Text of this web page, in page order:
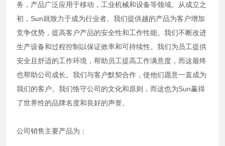
务，产品广泛应用于移动，工业机械和设备等领域。从成立之
初，Sun就致力于成为行业者。我们提供越的产品为客户增加
竞争优势，提高客户产品的安全性和工作性能。我们不断改进
生产设备和过程控制以保证效率和可持续性。我们为员工提供
安全且舒适的工作环境，帮助员工提高工作满意度，而这最终
也帮助公司成长。我们与客户默契合作，使他们愿意一直成为
我们的客户。我们恪守公司的文化和原则，而这也为Sun赢得
了世界性的品牌名度和良好的声誉。
公司销售主要产品为：